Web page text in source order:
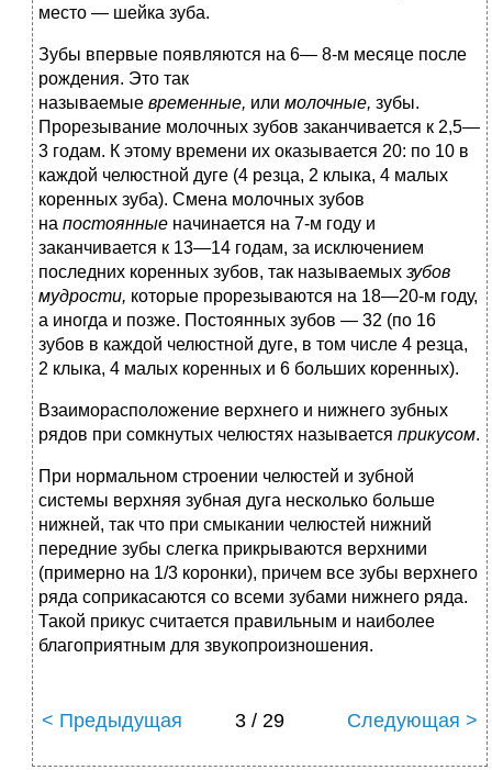
место — шейка зуба.
Зубы впервые появляются на 6— 8-м месяце после
рождения. Это так
называемые временные, или молочные, зубы.
Прорезывание молочных зубов заканчивается к 2,5—
3 годам. К этому времени их оказывается 20: по 10 в
каждой челюстной дуге (4 резца, 2 клыка, 4 малых
коренных зуба). Смена молочных зубов
на постоянные начинается на 7-м году и
заканчивается к 13—14 годам, за исключением
последних коренных зубов, так называемых зубов
мудрости, которые прорезываются на 18—20-м году,
а иногда и позже. Постоянных зубов — 32 (по 16
зубов в каждой челюстной дуге, в том числе 4 резца,
2 клыка, 4 малых коренных и 6 больших коренных).
Взаиморасположение верхнего и нижнего зубных
рядов при сомкнутых челюстях называется прикусом.
При нормальном строении челюстей и зубной
системы верхняя зубная дуга несколько больше
нижней, так что при смыкании челюстей нижний
передние зубы слегка прикрываются верхними
(примерно на 1/3 коронки), причем все зубы верхнего
ряда соприкасаются со всеми зубами нижнего ряда.
Такой прикус считается правильным и наиболее
благоприятным для звукопроизношения.
< Предыдущая 3 / 29 Следующая >